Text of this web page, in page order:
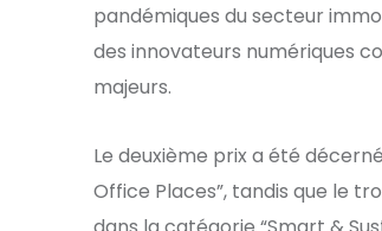
pandémiques du secteur
des innovateurs numériques
majeurs.
Le deuxième prix a été
Office Places”, tandis que le